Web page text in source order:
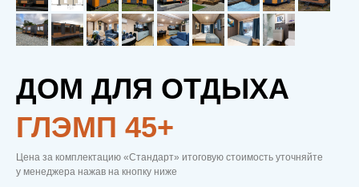
ДОМ ДЛЯ ОТДЫХА
ГЛЭМП 45+
Цена за комплектацию «Стандарт» итоговую стоимость уточняйте
у менеджера нажав на кнопку ниже